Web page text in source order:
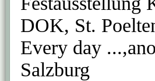
DOK, St.
Every day
Salzburg